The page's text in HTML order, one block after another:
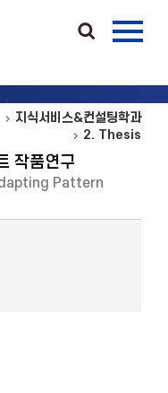
지식서비스&컨설팅학과
2. Thesis
작품연구
Pattern